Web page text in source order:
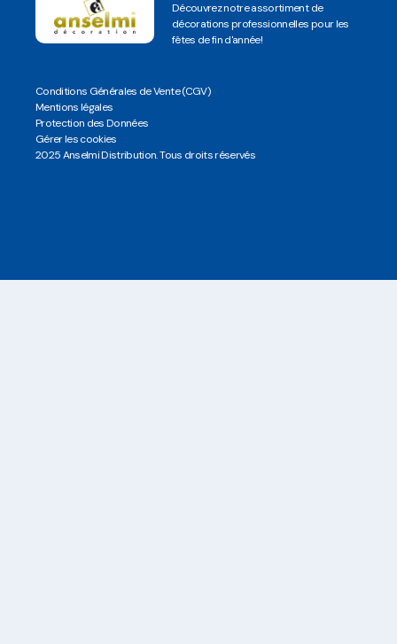
Découvrez notre assortiment de
décorations professionnelles pour les
fêtes de fin d'année!
Conditions Générales de Vente (CGV)
Mentions légales
Protection des Données
Gérer les cookies
2025 Anselmi Distribution. Tous droits réservés